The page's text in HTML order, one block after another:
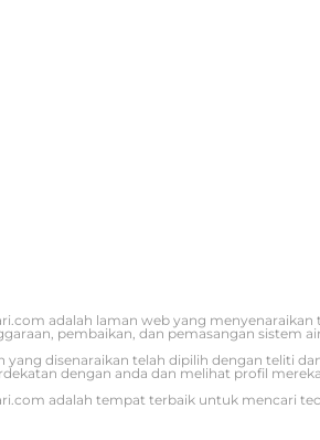
adalah laman web yang
pembaikan, dan pemasangan sistem
yang disenaraikan telah dipilih dengan teliti
dengan anda dan melihat profil
adalah tempat terbaik untuk mencari